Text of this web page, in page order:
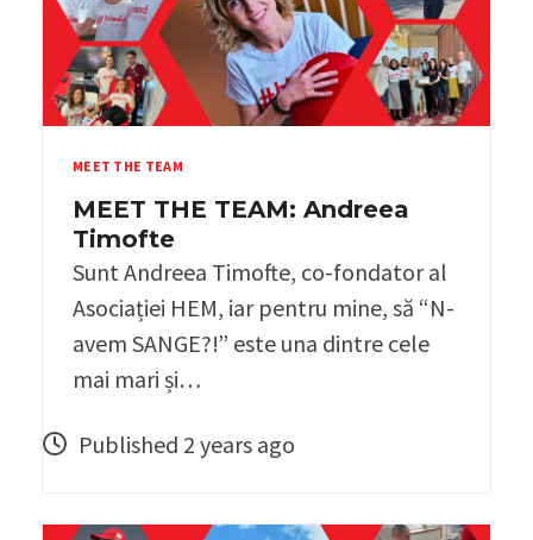
MEET THE TEAM
MEET THE TEAM: Andreea
Timofte
Sunt Andreea Timofte, co-fondator al
Asociației HEM, iar pentru mine, să “N-
avem SANGE?!” este una dintre cele
mai mari și…
Published 2 years ago